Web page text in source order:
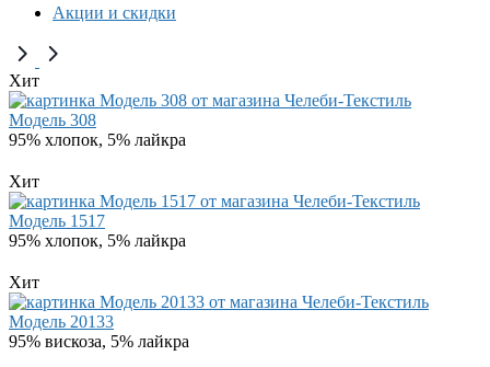
Акции и скидки
Хит
Модель 308
95% хлопок, 5% лайкра
Хит
Модель 1517
95% хлопок, 5% лайкра
Хит
Модель 20133
95% вискоза, 5% лайкра